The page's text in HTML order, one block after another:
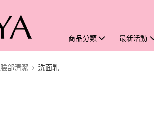
商品分類 最新活動
臉部清潔 洗面乳